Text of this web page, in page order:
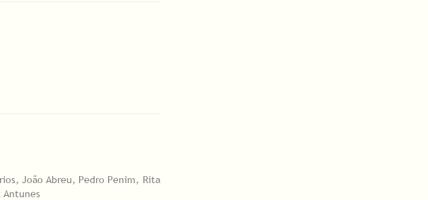
João Abreu, Pedro Penim, Rita
Antunes